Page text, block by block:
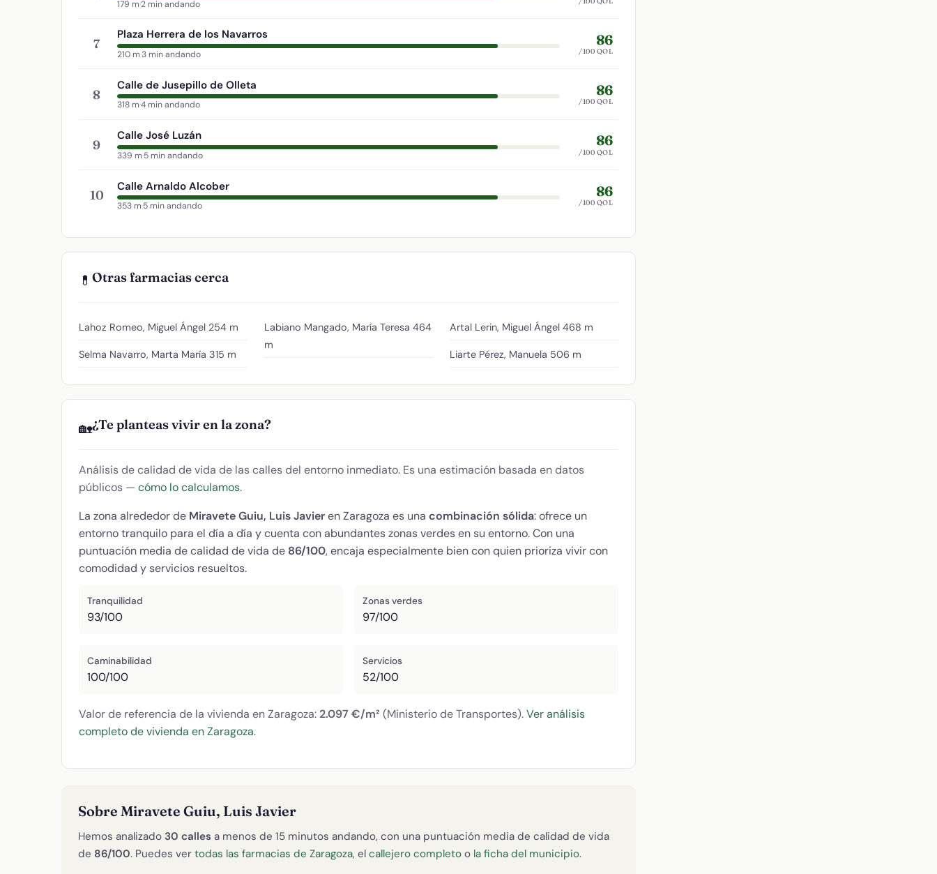
179 m·2 min andando
7
Plaza Herrera de los Navarros
210 m·3 min andando
86
/100 QOL
8
Calle de Jusepillo de Olleta
318 m·4 min andando
86
/100 QOL
9
Calle José Luzán
339 m·5 min andando
86
/100 QOL
10
Calle Arnaldo Alcober
353 m·5 min andando
86
/100 QOL
💊 Otras farmacias cerca
Lahoz Romeo, Miguel Ángel 254 m
Selma Navarro, Marta María 315 m
Labiano Mangado, María Teresa 464
m
Artal Lerin, Miguel Ángel 468 m
Liarte Pérez, Manuela 506 m
🏡¿Te planteas vivir en la zona?
Análisis de calidad de vida de las calles del entorno inmediato. Es una estimación basada en datos
públicos — cómo lo calculamos.
La zona alrededor de Miravete Guiu, Luis Javieren Zaragoza es una combinación sólida: ofrece un
entorno tranquilo para el día a día y cuenta con abundantes zonas verdes en su entorno. Con una
puntuación media de calidad de vida de 86/100, encaja especialmente bien con quien prioriza vivir con
comodidad y servicios resueltos.
Tranquilidad
93/100
Zonas verdes
97/100
Caminabilidad
100/100
Servicios
52/100
Valor de referencia de la vivienda en Zaragoza: 2.097 €/m² (Ministerio de Transportes).Ver análisis
completo de vivienda en Zaragoza.
Sobre Miravete Guiu, Luis Javier
Hemos analizado 30 calles a menos de 15 minutos andando, con una puntuación media de calidad de vida
de 86/100. Puedes ver todas las farmacias de Zaragoza, el callejero completo o la ficha del municipio.